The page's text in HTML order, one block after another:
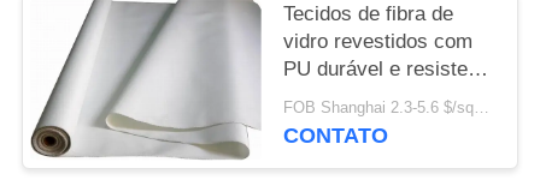
POLICY
Tecidos de fibra de
vidro revestidos com
PU durável e resistente
ao fogo de 0,4 mm
para sistema de
FOB Shanghai 2.3-5.6 $/sqm MOQ:500 Metros
CONTATO